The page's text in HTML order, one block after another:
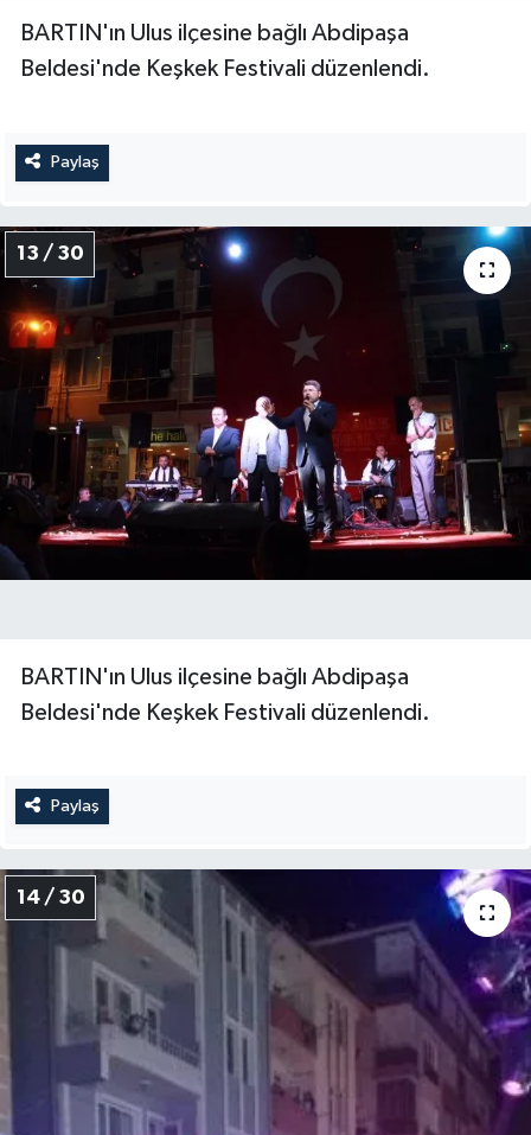
BARTIN'ın Ulus ilçesine bağlı Abdipaşa
Beldesi'nde Keşkek Festivali düzenlendi.
Paylaş
13 / 30
BARTIN'ın Ulus ilçesine bağlı Abdipaşa
Beldesi'nde Keşkek Festivali düzenlendi.
Paylaş
14 / 30